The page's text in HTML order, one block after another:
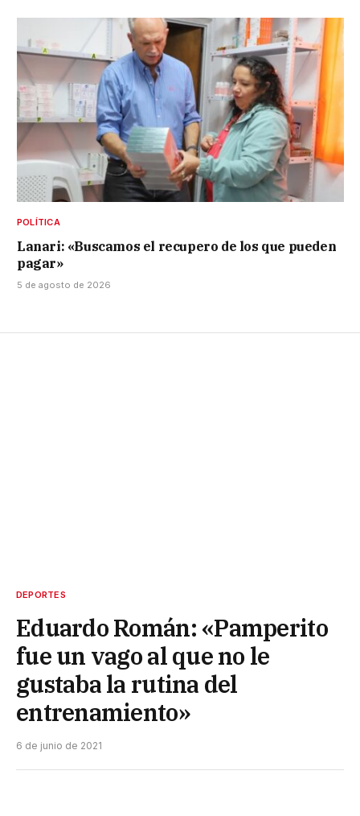
POLÍTICA
Lanari: «Buscamos el recupero de los que pueden
pagar»
5 de agosto de 2026
DEPORTES
Eduardo Román: «Pamperito
fue un vago al que no le
gustaba la rutina del
entrenamiento»
6 de junio de 2021